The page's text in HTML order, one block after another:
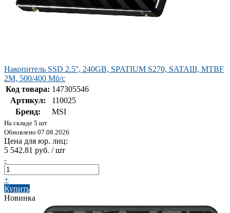
Накопитель SSD 2.5'', 240GB, SPATIUM S270, SATAIII, MTBF
2M, 500/400 Мб/с
Код товара: 147305546
Артикул:
110025
Бренд:
MSI
На складе 5 шт
Обновлено 07.08.2026
Цена для юр. лиц:
5 542.81 руб. / шт
-
+
Купить
Новинка